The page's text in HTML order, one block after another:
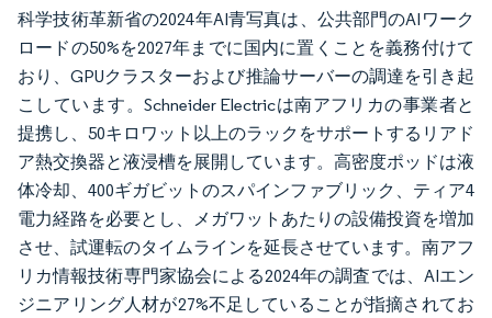
科学技術革新省の2024年AI青写真は、公共部門のAIワーク
ロードの50%を2027年までに国内に置くことを義務付けて
おり、GPUクラスターおよび推論サーバーの調達を引き起
こしています。Schneider Electricは南アフリカの事業者と
提携し、50キロワット以上のラックをサポートするリアド
ア熱交換器と液浸槽を展開しています。高密度ポッドは液
体冷却、400ギガビットのスパインファブリック、ティア4
電力経路を必要とし、メガワットあたりの設備投資を増加
させ、試運転のタイムラインを延長させています。南アフ
リカ情報技術専門家協会による2024年の調査では、AIエン
ジニアリング人材が27%不足していることが指摘されてお